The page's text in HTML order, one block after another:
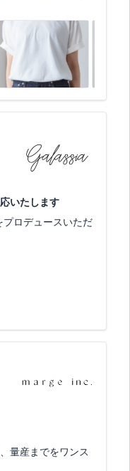
いたします
ロデュースいただ
量産までをワンス